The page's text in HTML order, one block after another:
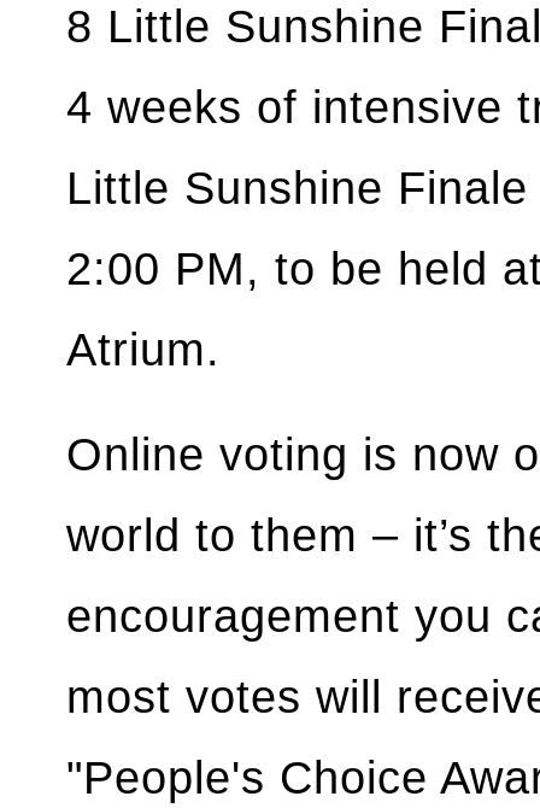
8 Little Sunshine
4 weeks of intensive
Little Sunshine
2:00 PM, to be held
Atrium.
Online voting is now
world to them – it’s
encouragement you
most votes will
"People's Choice